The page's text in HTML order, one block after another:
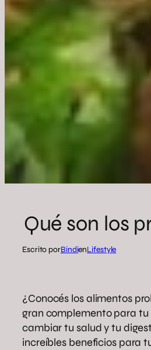
Qué son los
Escrito porBindienLifestyle
¿Conocés los alimentos
gran complemento para tu
cambiar tu salud y tu
increíbles beneficios para